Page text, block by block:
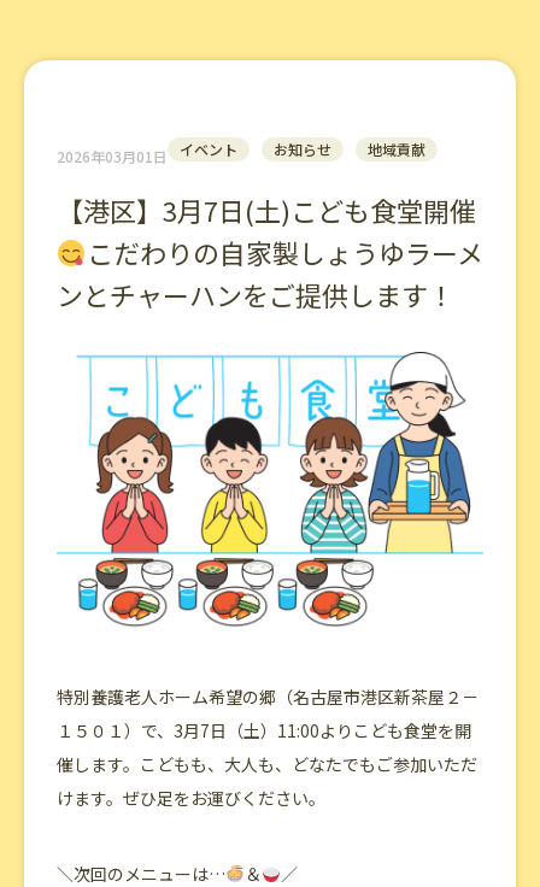
2026年03月01日 イベント お知らせ 地域貢献
【港区】3月7日(土)こども食堂開催
こだわりの自家製しょうゆラーメ
ンとチャーハンをご提供します！
特別養護老人ホーム希望の郷（名古屋市港区新茶屋２－
１５０１）で、3月7日（土）11:00よりこども食堂を開
催します。こどもも、大人も、どなたでもご参加いただ
けます。ぜひ足をお運びください。
＼次回のメニューは… ＆
／